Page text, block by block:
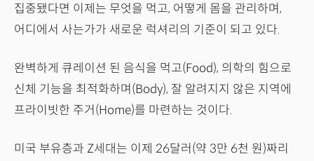
집중됐다면 이제는 무엇을 먹고, 어떻게 몸을 관리하며,
어디에서 사는가가 새로운 럭셔리의 기준이 되고 있다.
완벽하게 큐레이션 된 음식을 먹고(Food), 의학의 힘으로
신체 기능을 최적화하며(Body), 잘 알려지지 않은 지역에
프라이빗한 주거(Home)를 마련하는 것이다.
미국 부유층과 Z세대는 이제 26달러(약 3만 6천 원)짜리